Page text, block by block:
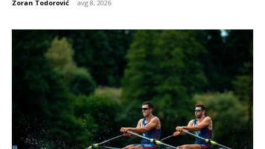
Zoran Todorović - avg 8, 2026